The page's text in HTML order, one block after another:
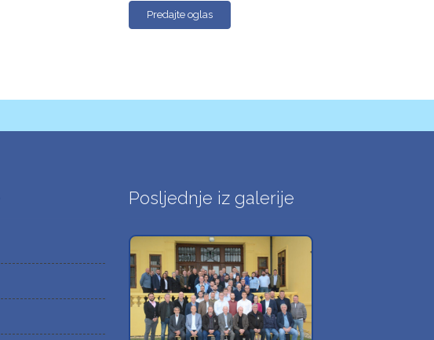
Predajte oglas
Posljednje iz galerije